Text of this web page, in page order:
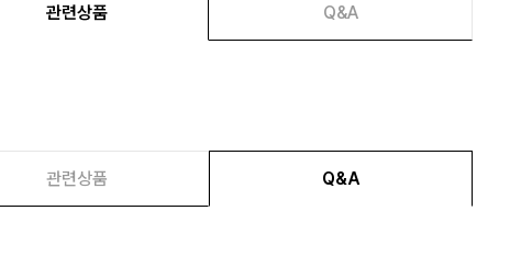
관련상품 Q&A
관련상품 Q&A